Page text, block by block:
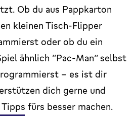
Ob du aus Pappkarton
kleinen Tisch-Flipper
oder ob du ein
ähnlich “Pac-Man” selbst
- es ist dir
dich gerne und
fürs besser machen.